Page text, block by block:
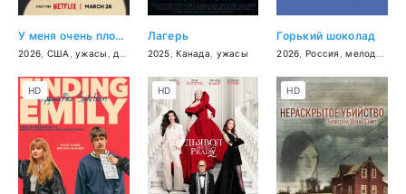
У меня очень плохое предчувствие
2026 США ,ужасы драма
Лагерь
2025 ,Канада ужасы
Горький шоколад
2026 Россия ,мелодрама
HD HD HD